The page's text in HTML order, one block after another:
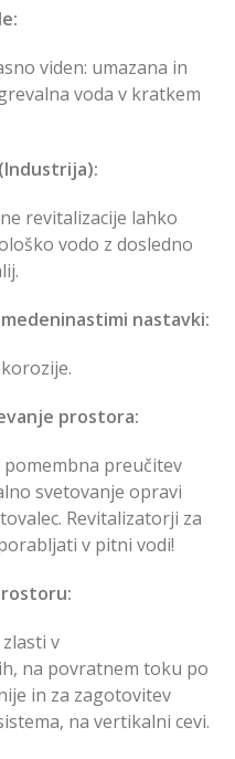
viden: umazana in
voda v kratkem
revitalizacije lahko
vodo z dosledno
nastavki:
prostora:
preučitev
svetovanje opravi
Revitalizatorji za
v pitni vodi!
v
na povratnem toku po
in za zagotovitev
na vertikalni cevi.